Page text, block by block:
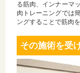
る筋肉、インナーマ
肉トレーニングでは
ングすることで筋肉
その施術を受